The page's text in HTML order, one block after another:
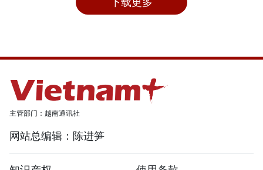
主管部门：越南通讯社
网站总编辑：陈进笋